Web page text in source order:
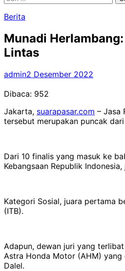
Berita
Munadi
Lintas
admin2 Desember 2022
Dibaca: 952
Jakarta, suarapasar.com – Jasa
tersebut merupakan puncak
Dari 10 finalis yang masuk ke
Kebangsaan Republik
Kategori Sosial, juara pertama
(ITB).
Adapun, dewan juri yang
Astra Honda Motor (AHM)
Dalel.